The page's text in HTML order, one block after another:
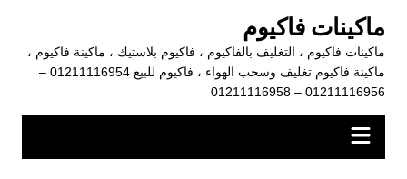
المحتوى
ماكينات فاكيوم
ماكينات فاكيوم ، التغليف بالفاكيوم ، فاكيوم بلاستيك ، ماكينة فاكيوم ،
ماكينة فاكيوم تغليف وسحب الهواء ، فاكيوم للبيع 01211116954 –
01211116956 – 01211116958